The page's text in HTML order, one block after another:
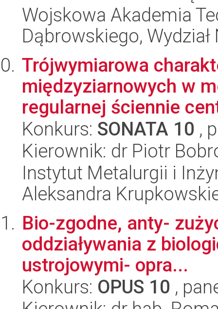
Wojskowa Akademia
Dąbrowskiego,
Trójwymiarowa
międzyziarnowych w
regularnej ściennie
Konkurs: SONATA 10 ,
Kierownik: dr Piotr
Instytut Metalurgii i
Aleksandra
Bio-zgodne, anty-
oddziaływania z
ustrojowymi- opra...
Konkurs: OPUS 10 ,